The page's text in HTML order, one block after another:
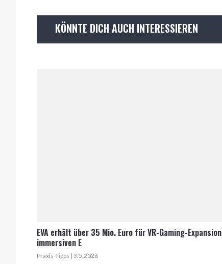
KÖNNTE DICH AUCH INTERESSIEREN
EVA erhält über 35 Mio. Euro für VR-Gaming-
immersiven E
Praxis-Tipps | 3.5.2026